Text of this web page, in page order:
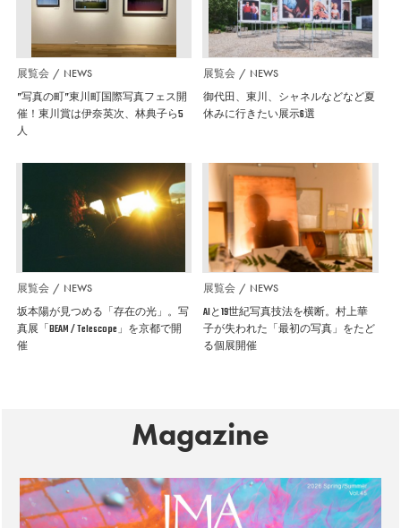
展覧会 NEWS
”写真の町”東川町国際写真フェス開
催！東川賞は伊奈英次、林典子ら5
人
展覧会 NEWS
御代田、東川、シャネルなどなど夏
休みに行きたい展示6選
展覧会 NEWS
坂本陽が見つめる「存在の光」。写
真展「BEAM / Telescope」を京都で開
催
展覧会 NEWS
AIと19世紀写真技法を横断。村上華
子が失われた「最初の写真」をたど
る個展開催
Magazine